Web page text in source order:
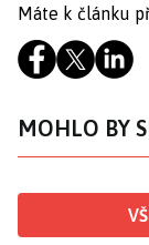
Máte k článku
MOHLO BY